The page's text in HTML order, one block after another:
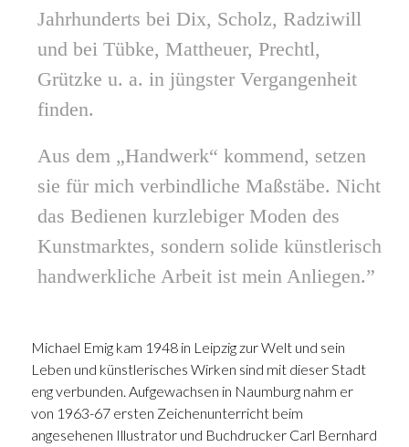
Jahrhunderts bei Dix, Scholz, Radziwill
und bei Tübke, Mattheuer, Prechtl,
Grützke u. a. in jüngster Vergangenheit
finden.
Aus dem „Handwerk“ kommend, setzen
sie für mich verbindliche Maßstäbe. Nicht
das Bedienen kurzlebiger Moden des
Kunstmarktes, sondern solide künstlerisch
handwerkliche Arbeit ist mein Anliegen.”
Michael Emig kam 1948 in Leipzig zur Welt und sein
Leben und künstlerisches Wirken sind mit dieser Stadt
eng verbunden. Aufgewachsen in Naumburg nahm er
von 1963-67 ersten Zeichenunterricht beim
angesehenen Illustrator und Buchdrucker Carl Bernhard